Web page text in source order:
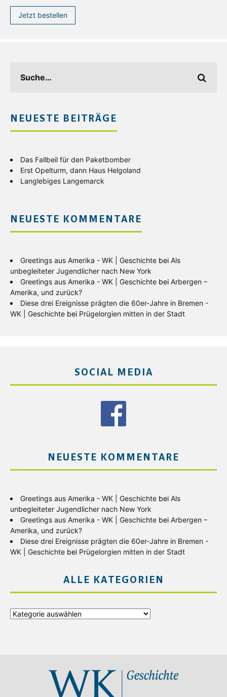
Jetzt bestellen
NEUESTE BEITRÄGE
Das Fallbeil für den Paketbomber
Erst Opelturm, dann Haus Helgoland
Langlebiges Langemarck
NEUESTE KOMMENTARE
Greetings aus Amerika - WK | Geschichte bei Als
unbegleiteter Jugendlicher nach New York
Greetings aus Amerika - WK | Geschichte bei Arbergen –
Amerika, und zurück?
Diese drei Ereignisse prägten die 60er-Jahre in Bremen -
WK | Geschichte bei Prügelorgien mitten in der Stadt
SOCIAL MEDIA
NEUESTE KOMMENTARE
Greetings aus Amerika - WK | Geschichte bei Als
unbegleiteter Jugendlicher nach New York
Greetings aus Amerika - WK | Geschichte bei Arbergen –
Amerika, und zurück?
Diese drei Ereignisse prägten die 60er-Jahre in Bremen -
WK | Geschichte bei Prügelorgien mitten in der Stadt
ALLE KATEGORIEN
Alle